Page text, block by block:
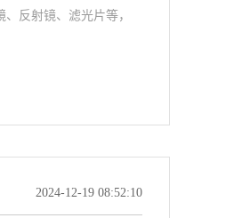
反射镜、滤光片等，
2024-12-19 08:52:10